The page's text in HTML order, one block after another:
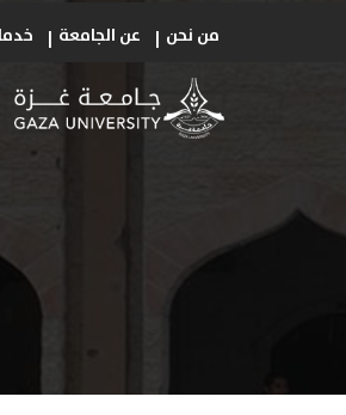
من نحن عن الجامعة